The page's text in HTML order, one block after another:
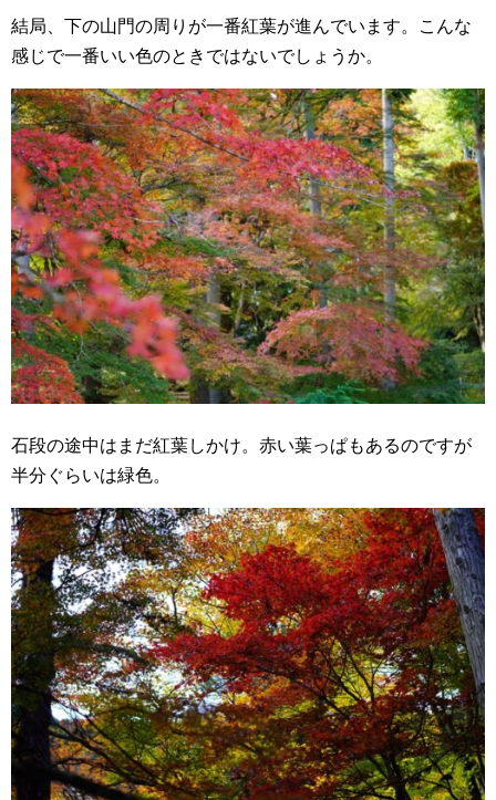
結局、下の山門の周りが一番紅葉が進んでいます。こんな
感じで一番いい色のときではないでしょうか。
石段の途中はまだ紅葉しかけ。赤い葉っぱもあるのですが
半分ぐらいは緑色。